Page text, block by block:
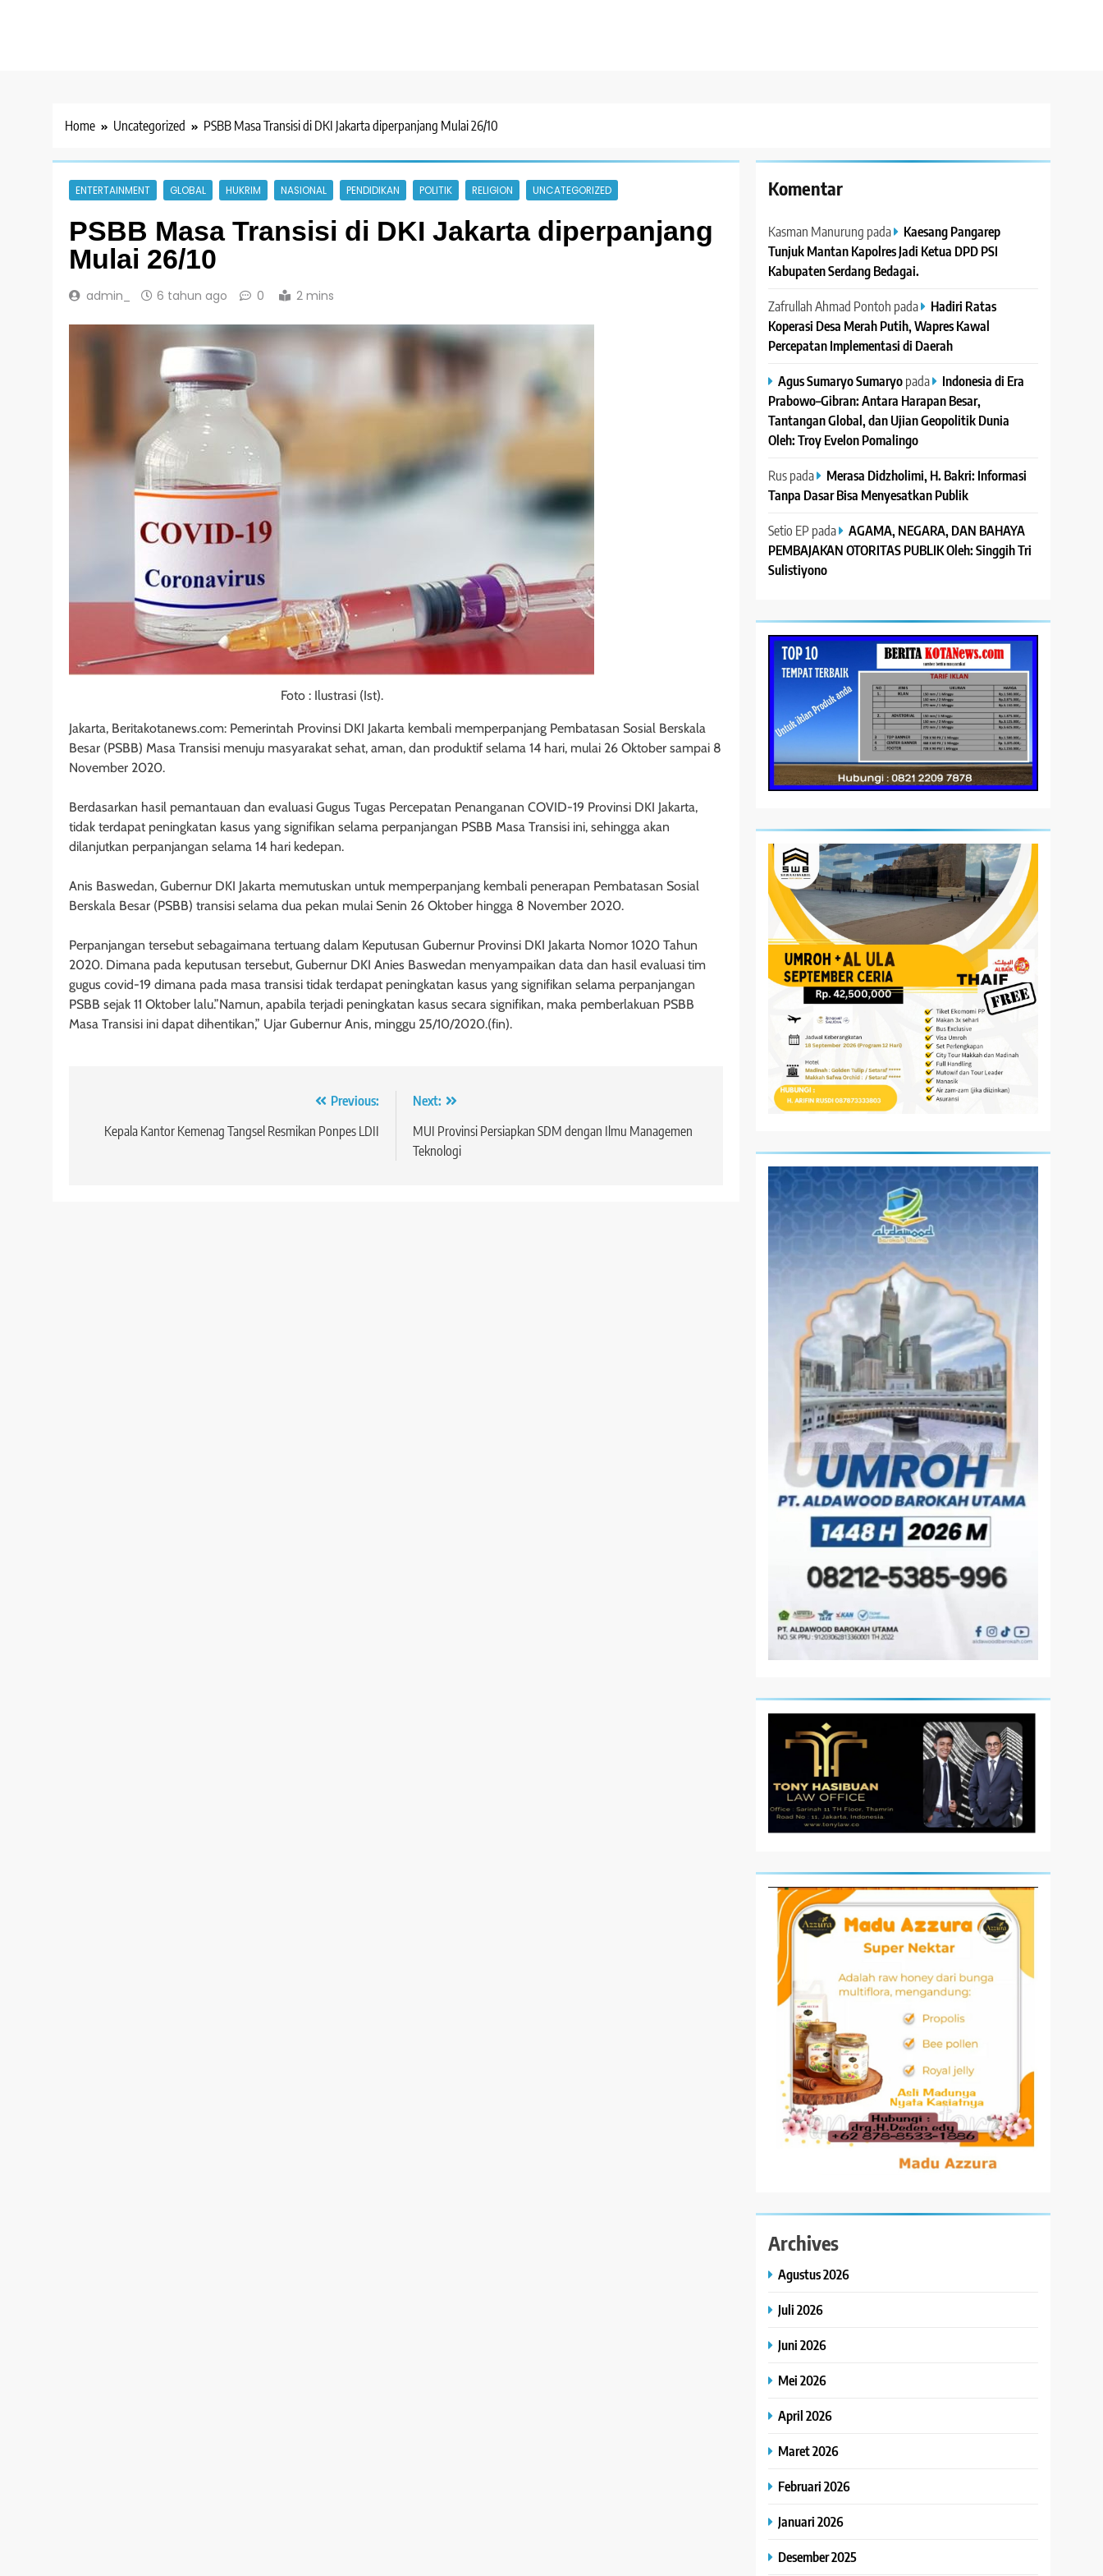
Home Uncategorized PSBB Masa Transisi di DKI Jakarta diperpanjang Mulai 26/10
ENTERTAINMENT GLOBAL HUKRIM NASIONAL PENDIDIKAN POLITIK RELIGION UNCATEGORIZED
PSBB Masa Transisi di DKI Jakarta diperpanjang
Mulai 26/10
admin_ 6 tahun ago 0 2 mins
Foto : Ilustrasi (Ist).
Jakarta, Beritakotanews.com: Pemerintah Provinsi DKI Jakarta kembali memperpanjang Pembatasan Sosial Berskala
Besar (PSBB) Masa Transisi menuju masyarakat sehat, aman, dan produktif selama 14 hari, mulai 26 Oktober sampai 8
November 2020.
Berdasarkan hasil pemantauan dan evaluasi Gugus Tugas Percepatan Penanganan COVID-19 Provinsi DKI Jakarta,
tidak terdapat peningkatan kasus yang signifikan selama perpanjangan PSBB Masa Transisi ini, sehingga akan
dilanjutkan perpanjangan selama 14 hari kedepan.
Anis Baswedan, Gubernur DKI Jakarta memutuskan untuk memperpanjang kembali penerapan Pembatasan Sosial
Berskala Besar (PSBB) transisi selama dua pekan mulai Senin 26 Oktober hingga 8 November 2020.
Perpanjangan tersebut sebagaimana tertuang dalam Keputusan Gubernur Provinsi DKI Jakarta Nomor 1020 Tahun
2020. Dimana pada keputusan tersebut, Gubernur DKI Anies Baswedan menyampaikan data dan hasil evaluasi tim
gugus covid-19 dimana pada masa transisi tidak terdapat peningkatan kasus yang signifikan selama perpanjangan
PSBB sejak 11 Oktober lalu.”Namun, apabila terjadi peningkatan kasus secara signifikan, maka pemberlakuan PSBB
Masa Transisi ini dapat dihentikan,” Ujar Gubernur Anis, minggu 25/10/2020.(fin).
pos
Previous:
Kepala Kantor Kemenag Tangsel Resmikan Ponpes LDII
Next:
MUI Provinsi Persiapkan SDM dengan Ilmu Managemen
Teknologi
Komentar
Kasman Manurung pada
Kaesang Pangarep
Tunjuk Mantan Kapolres Jadi Ketua DPD PSI
Kabupaten Serdang Bedagai. ‎ ‎
Zafrullah Ahmad Pontoh pada
Hadiri Ratas
Koperasi Desa Merah Putih, Wapres Kawal
Percepatan Implementasi di Daerah
Agus Sumaryo Sumaryopada
Indonesia di Era
Prabowo–Gibran: Antara Harapan Besar,
Tantangan Global, dan Ujian Geopolitik Dunia
Oleh: Troy Evelon Pomalingo
Ruspada
Merasa Didzholimi, H. Bakri: Informasi
Tanpa Dasar Bisa Menyesatkan Publik
Setio EP pada AGAMA, NEGARA, DAN BAHAYA
PEMBAJAKAN OTORITAS PUBLIK Oleh: Singgih Tri
Sulistiyono
Archives
Agustus 2026
Juli 2026
Juni 2026
Mei 2026
April 2026
Maret 2026
Februari 2026
Januari 2026
Desember 2025